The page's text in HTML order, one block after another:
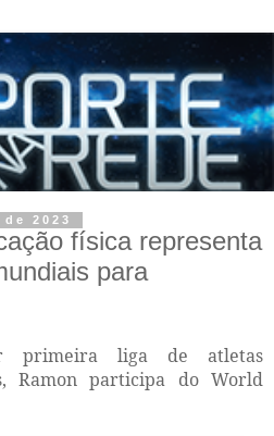
2023
física representa
para
primeira liga de atletas
Ramon participa do World